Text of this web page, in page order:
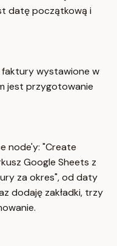
datę początkową i
wystawione w
jest przygotowanie
node'y: "Create
Google Sheets z
za okres", od daty
dodaję zakładki, trzy